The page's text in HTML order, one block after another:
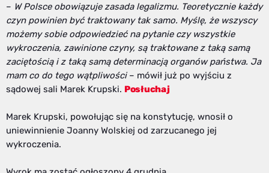
– W Polsce obowiązuje zasada legalizmu. Teoretycznie każdy
czyn powinien być traktowany tak samo. Myślę, że wszyscy
możemy sobie odpowiedzieć na pytanie czy wszystkie
wykroczenia, zawinione czyny, są traktowane z taką samą
zaciętością i z taką samą determinacją organów państwa. Ja
mam co do tego wątpliwości– mówił już po wyjściu z
sądowej sali Marek Krupski. Posłuchaj
Marek Krupski, powołując się na konstytucję, wnosił o
uniewinnienie Joanny Wolskiej od zarzucanego jej
wykroczenia.